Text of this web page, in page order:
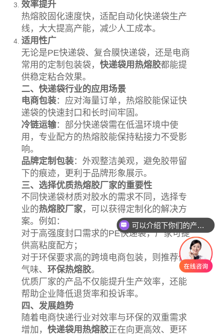
效率提升
热熔胶固化速度快，适配自动化快递袋生产
线，大大提高产能，减少人工成本。
适用性广
无论是PE快递袋、复合膜快递袋，还是电商
常用的定制包装袋，快递袋用热熔胶都能提
供稳定粘合效果。
二、快递袋行业的应用场景
电商包装：应对海量订单，热熔胶能保证快
递袋的快速封口和长时间牢固。
冷链运输：部分快递袋需在低温环境中使
用，专业配方的热熔胶能保持粘接力不受影
响。
品牌定制包装：外观整洁美观，避免胶带留
下的痕迹，更利于品牌形象展示。
三、选择优质热熔胶厂家的重要性
不同快递袋材质对胶水的需求不同，选择专
业的热熔胶厂家，可以获得定制化的解决方
案。例如：
对于高强度封口需求的PE快递袋，厂家可提
供高粘度配方；
对于环保要求高的跨境电商包装，则推荐低
气味、环保热熔胶。
优质厂家的产品不仅能提升生产效率，还能
帮助企业降低退货率和投诉率。
四、发展趋势
随着电商快递行业对效率与环保的双重需求
增加，快递袋用热熔胶正在向更高效、更环